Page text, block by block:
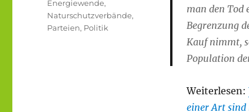
man den Tod
Begrenzung
Kauf nimmt,
Population
Weiterlesen:
einer Art sind
Energiewende,
Naturschutzverbände,
Parteien, Politik